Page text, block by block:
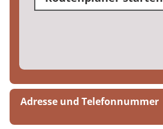
Adresse und Telefonnummer